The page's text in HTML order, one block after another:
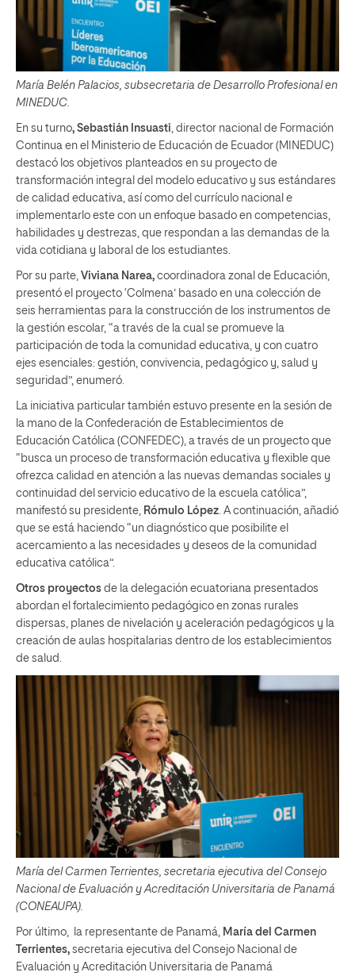
María Belén Palacios, subsecretaria de Desarrollo Profesional en
MINEDUC.
En su turno, Sebastián Insuasti, director nacional de Formación
Continua en el Ministerio de Educación de Ecuador (MINEDUC)
destacó los objetivos planteados en su proyecto de
transformación integral del modelo educativo y sus estándares
de calidad educativa, así como del currículo nacional e
implementarlo este con un enfoque basado en competencias,
habilidades y destrezas, que respondan a las demandas de la
vida cotidiana y laboral de los estudiantes.
Por su parte, Viviana Narea, coordinadora zonal de Educación,
presentó el proyecto ‘Colmena’ basado en una colección de
seis herramientas para la construcción de los instrumentos de
la gestión escolar, “a través de la cual se promueve la
participación de toda la comunidad educativa, y con cuatro
ejes esenciales: gestión, convivencia, pedagógico y, salud y
seguridad”, enumeró.
La iniciativa particular también estuvo presente en la sesión de
la mano de la Confederación de Establecimientos de
Educación Católica (CONFEDEC), a través de un proyecto que
“busca un proceso de transformación educativa y flexible que
ofrezca calidad en atención a las nuevas demandas sociales y
continuidad del servicio educativo de la escuela católica”,
manifestó su presidente, Rómulo López. A continuación, añadió
que se está haciendo “un diagnóstico que posibilite el
acercamiento a las necesidades y deseos de la comunidad
educativa católica”.
Otros proyectos de la delegación ecuatoriana presentados
abordan el fortalecimiento pedagógico en zonas rurales
dispersas, planes de nivelación y aceleración pedagógicos y la
creación de aulas hospitalarias dentro de los establecimientos
de salud.
María del Carmen Terrientes, secretaria ejecutiva del Consejo
Nacional de Evaluación y Acreditación Universitaria de Panamá
(CONEAUPA).
Por último, la representante de Panamá,
María del Carmen
Terrientes, secretaria ejecutiva del Consejo Nacional de
Evaluación y Acreditación Universitaria de Panamá